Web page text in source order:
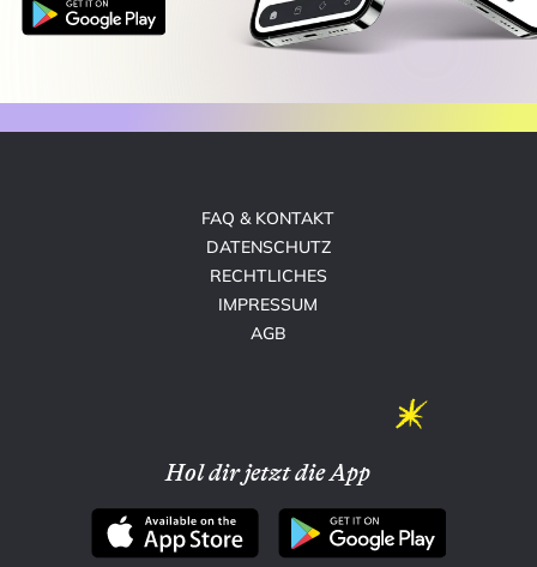
FAQ & KONTAKT
DATENSCHUTZ
RECHTLICHES
IMPRESSUM
AGB
Hol dir jetzt die App